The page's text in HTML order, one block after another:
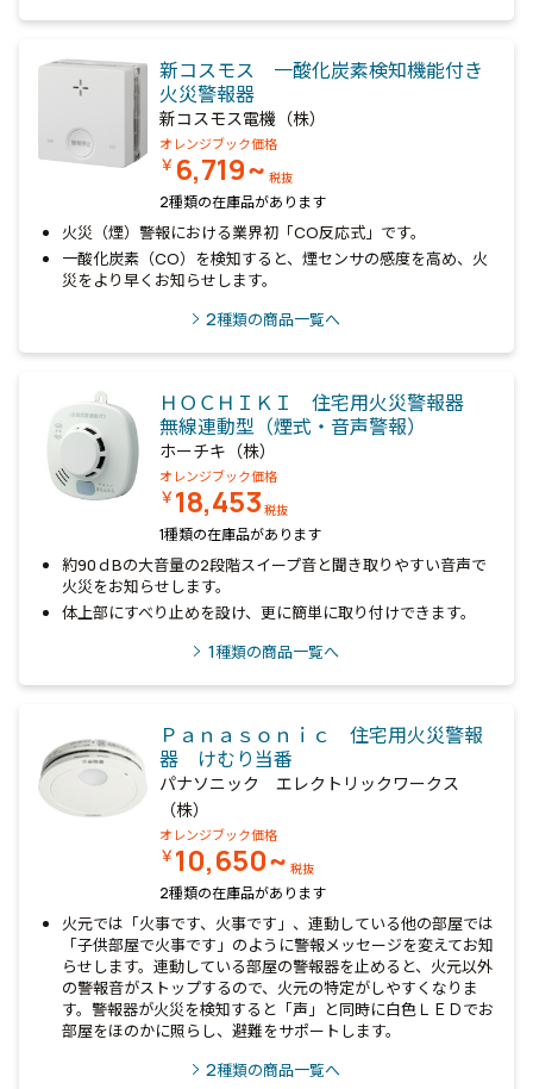
新コスモス 一酸化炭素検知機能付き
火災警報器
新コスモス電機（株）
オレンジブック価格
￥ 6,719~ 税抜
2種類の在庫品があります
火災（煙）警報における業界初「CO反応式」です。
一酸化炭素（CO）を検知すると、煙センサの感度を高め、火
災をより早くお知らせします。
2種類の商品一覧へ
ＨＯＣＨＩＫＩ 住宅用火災警報器
無線連動型（煙式・音声警報）
ホーチキ（株）
オレンジブック価格
￥18,453 税抜
1種類の在庫品があります
約90ｄBの大音量の2段階スイープ音と聞き取りやすい音声で
火災をお知らせします。
体上部にすべり止めを設け、更に簡単に取り付けできます。
1種類の商品一覧へ
Ｐａｎａｓｏｎｉｃ 住宅用火災警報
器 けむり当番
パナソニック エレクトリックワークス
（株）
オレンジブック価格
￥10,650~ 税抜
2種類の在庫品があります
火元では「火事です、火事です」、連動している他の部屋では
「子供部屋で火事です」のように警報メッセージを変えてお知
らせします。連動している部屋の警報器を止めると、火元以外
の警報音がストップするので、火元の特定がしやすくなりま
す。警報器が火災を検知すると「声」と同時に白色ＬＥＤでお
部屋をほのかに照らし、避難をサポートします。
2種類の商品一覧へ